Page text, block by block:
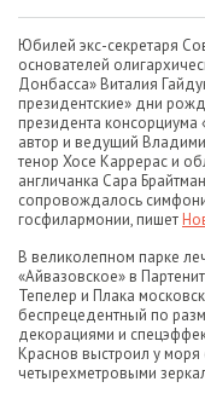
Юбилей экс-секретаря
основателей
Донбасса» Виталия
президентские» дни
президента консорциума
автор и ведущий
тенор Хосе Каррерас и
англичанка Сара
сопровождалось
госфилармонии, пишет
В великолепном парке
«Айвазовское» в
Тепелер и Плака
беспрецедентный по
декорациями и
Краснов выстроил у
четырехметровыми